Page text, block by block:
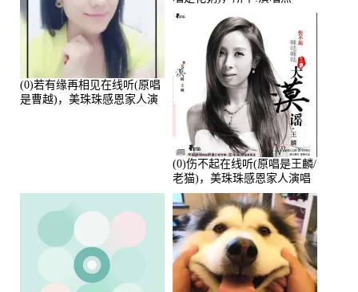
(0)若有缘再相见在线听(原唱
是曹越)，美珠珠感恩家人演
播:80720次
(0)伤不起在线听(原唱是王麟/
老猫)，美珠珠感恩家人演唱
点播:80218次